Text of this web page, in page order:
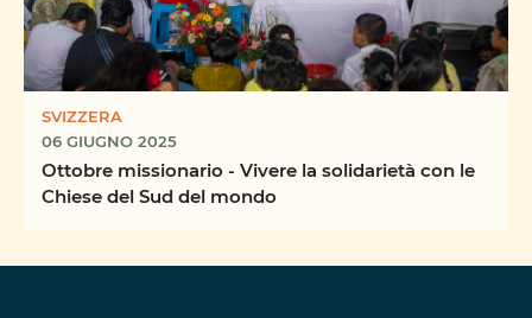
SVIZZERA
06 GIUGNO 2025
Ottobre missionario - Vivere la solidarietà con le
Chiese del Sud del mondo